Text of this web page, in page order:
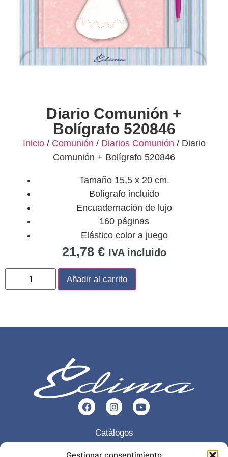
Diario Comunión +
Bolígrafo 520846
Inicio/ Comunión / Diarios Comunión / Diario
Comunión + Bolígrafo 520846
Tamaño 15,5 x 20 cm.
Bolígrafo incluido
Encuadernación de lujo
160 páginas
Elástico color a juego
21,78 € IVA incluido
Añadir al carrito
Catálogos